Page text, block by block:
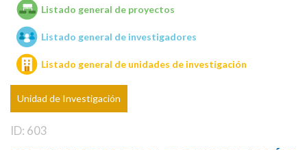
Unidades de investigación
Listado general de proyectos
Listado general de investigadores
Listado general de unidades de investigación
Unidad de Investigación
ID: 603